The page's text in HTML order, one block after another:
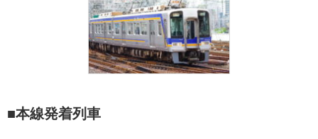
■本線発着列車